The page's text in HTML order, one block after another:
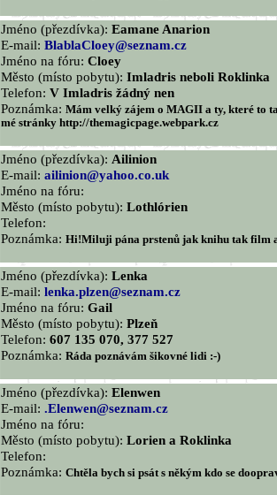
Jméno (přezdívka): Eamane Anarion
E-mail: BlablaCloey@seznam.cz
Jméno na fóru: Cloey
Město (místo pobytu): Imladris neboli Roklinka
Telefon: V Imladris žádný nen
Poznámka: Mám velký zájem o MAGII a ty, které to
mé stránky http://themagicpage.webpark.cz
Jméno (přezdívka): Ailinion
E-mail: ailinion@yahoo.co.uk
Jméno na fóru:
Město (místo pobytu): Lothlórien
Telefon:
Poznámka: Hi!Miluji pána prstenů jak knihu tak film
Jméno (přezdívka): Lenka
E-mail: lenka.plzen@seznam.cz
Jméno na fóru: Gail
Město (místo pobytu): Plzeň
Telefon: 607 135 070, 377 527
Poznámka: Ráda poznávám šikovné lidi :-)
Jméno (přezdívka): Elenwen
E-mail: .Elenwen@seznam.cz
Jméno na fóru:
Město (místo pobytu): Lorien a Roklinka
Telefon:
Poznámka: Chtěla bych si psát s někým kdo se